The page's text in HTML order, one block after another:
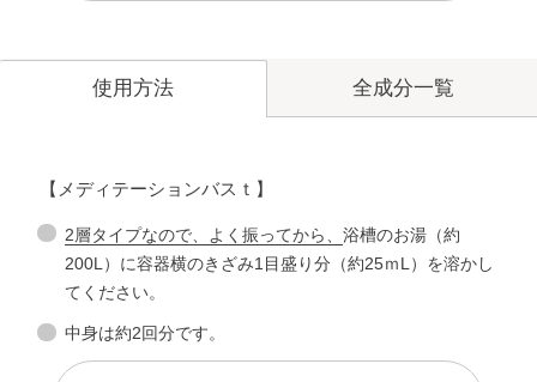
使用方法
【メディテーションバスｔ】
2層タイプなので、よく振ってから、浴槽のお湯（約
200L）に容器横のきざみ1目盛り分（約25ｍL）を溶かし
てください。
中身は約2回分です。
全成分一覧